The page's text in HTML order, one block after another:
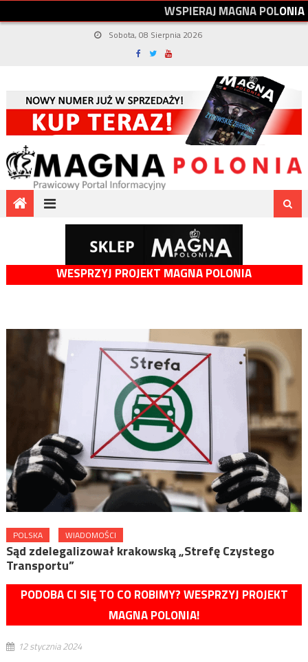
WSPIERAJMAGNAPOLONIA
Sobota, 08 Sierpnia 2026
WESPRZYJ PROJEKT MAGNA POLONIA
POLSKA WIADOMOŚCI
Sąd zdelegalizował krakowską „Strefę Czystego
Transportu”
PODOBA CI SIĘ TO CO ROBIMY? WESPRZYJ PROJEKT
MAGNA POLONIA!
12 stycznia 2024